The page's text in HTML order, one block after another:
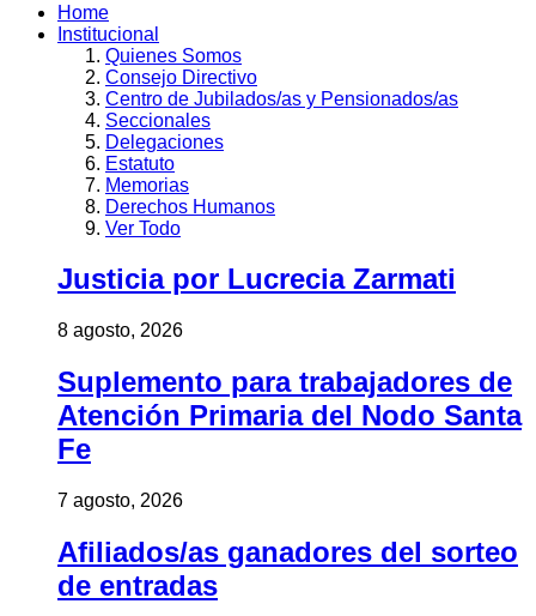
Home
Institucional
Quienes Somos
Consejo Directivo
Centro de Jubilados/as y Pensionados/as
Seccionales
Delegaciones
Estatuto
Memorias
Derechos Humanos
Ver Todo
Justicia por Lucrecia Zarmati
8 agosto, 2026
Suplemento para trabajadores de
Atención Primaria del Nodo Santa
Fe
7 agosto, 2026
Afiliados/as ganadores del sorteo
de entradas